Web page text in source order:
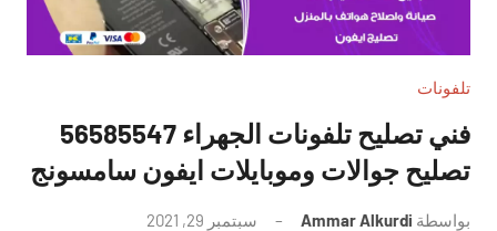
تلفونات
فني تصليح تلفونات الجهراء 56585547
تصليح جوالات وموبايلات ايفون سامسونج
بواسطة Ammar Alkurdi سبتمبر 29, 2021